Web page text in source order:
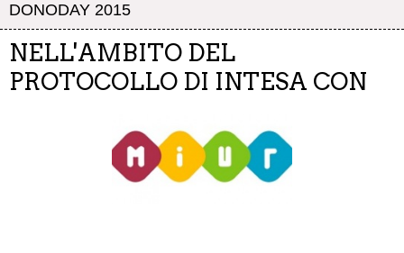
DONODAY 2015
NELL'AMBITO DEL
PROTOCOLLO DI INTESA CON